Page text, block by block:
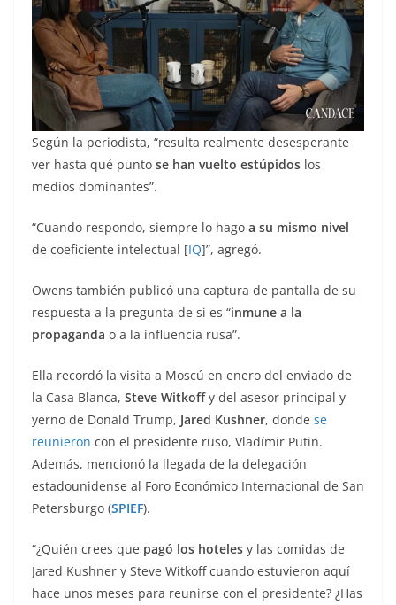
Según la periodista, “resulta realmente desesperante
ver hasta qué punto se han vuelto estúpidos los
medios dominantes”.
“Cuando respondo, siempre lo hago a su mismo nivel
de coeficiente intelectual [IQ]”, agregó.
Owens también publicó una captura de pantalla de su
respuesta a la pregunta de si es “inmune a la
propaganda o a la influencia rusa”.
Ella recordó la visita a Moscú en enero del enviado de
la Casa Blanca, Steve Witkoffy del asesor principal y
yerno de Donald Trump, Jared Kushner, donde se
reunieron con el presidente ruso, Vladímir Putin.
Además, mencionó la llegada de la delegación
estadounidense al Foro Económico Internacional de San
Petersburgo (SPIEF).
“¿Quién crees que pagó los hoteles y las comidas de
Jared Kushner y Steve Witkoff cuando estuvieron aquí
hace unos meses para reunirse con el presidente? ¿Has